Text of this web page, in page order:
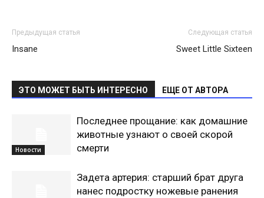
Предыдущая статья
Insane
Следующая статья
Sweet Little Sixteen
ЭТО МОЖЕТ БЫТЬ ИНТЕРЕСНО ЕЩЕ ОТ АВТОРА
Новости
Последнее прощание: как домашние
животные узнают о своей скорой
смерти
Задета артерия: старший брат друга
нанес подростку ножевые ранения